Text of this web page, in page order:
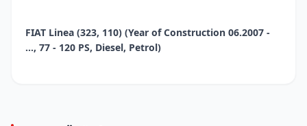
FIAT Linea (323, 110) (Year of Construction 06.2007 -
..., 77 - 120 PS, Diesel, Petrol)